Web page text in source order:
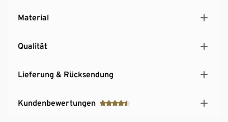
Material
Qualität
Lieferung & Rücksendung
Kundenbewertungen